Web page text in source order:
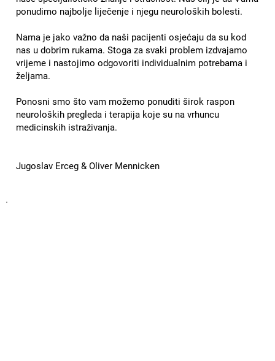
ponudimo najbolje liječenje i njegu neuroloških bolesti.
Nama je jako važno da naši pacijenti osjećaju da su kod
nas u dobrim rukama. Stoga za svaki problem izdvajamo
vrijeme i nastojimo odgovoriti individualnim potrebama i
željama.
Ponosni smo što vam možemo ponuditi širok raspon
neuroloških pregleda i terapija koje su na vrhuncu
medicinskih istraživanja.
Jugoslav Erceg & Oliver Mennicken